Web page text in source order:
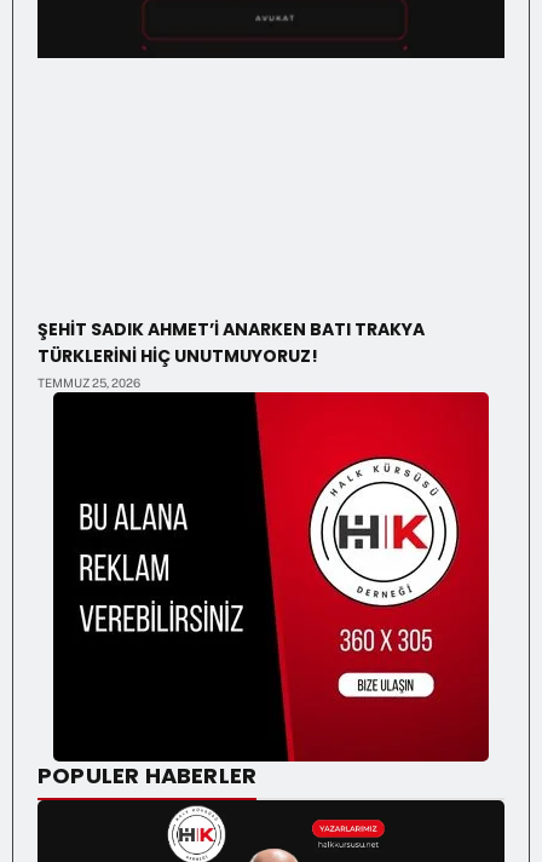
ŞEHİT SADIK AHMET’İ ANARKEN BATI TRAKYA
TÜRKLERİNİ HİÇ UNUTMUYORUZ!
TEMMUZ 25, 2026
POPULER HABERLER